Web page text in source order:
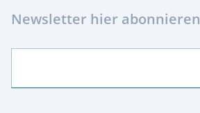
Newsletter hier abonnieren